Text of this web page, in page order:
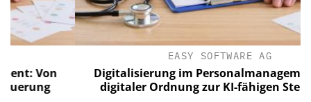
EASY SOFTWARE AG
Digitalisierung im Personalmanagement:
digitaler Ordnung zur KI-fähigen Steuerung